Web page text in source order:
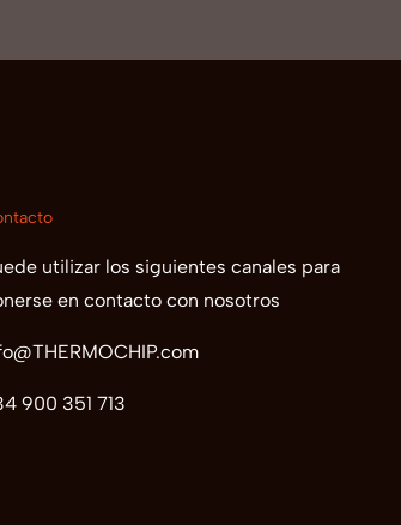
utilizar los siguientes canales para
en contacto con nosotros
900 351 713